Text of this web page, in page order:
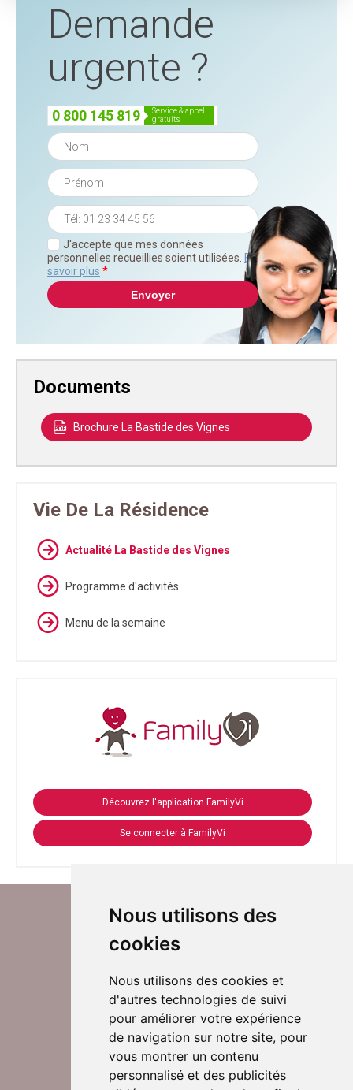
Nous utilisons des
cookies
Nous utilisons des cookies et
d'autres technologies de suivi
pour améliorer votre expérience
de navigation sur notre site, pour
vous montrer un contenu
personnalisé et des publicités
Demande
urgente ?
0 800 145 819
service & appel
gratuits
J'accepte que mes données
personnelles recueillies soient utilisées. En
savoir plus *
Documents
Brochure La Bastide des Vignes
Vie De La Résidence
Actualité La Bastide des Vignes
Programme d'activités
Menu de la semaine
Découvrez l'application FamilyVi
Se connecter à FamilyVi
Suivez-nous sur Twitter
Rejoignez nos équipes